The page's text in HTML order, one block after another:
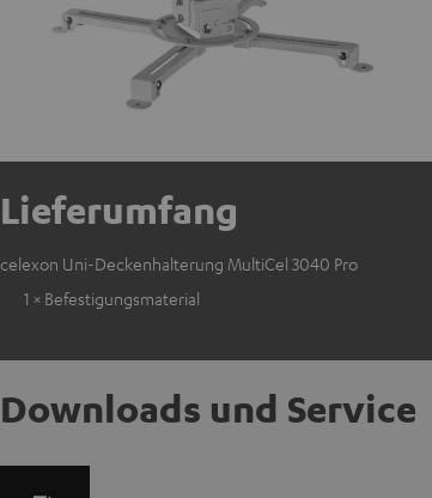
Lieferumfang
celexon Uni-Deckenhalterung MultiCel 3040 Pro
1 × Befestigungsmaterial
Downloads und Service